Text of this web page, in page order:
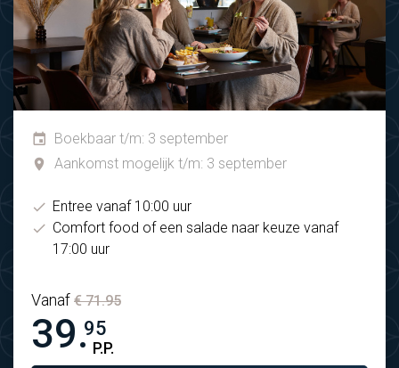
Boekbaar t/m: 3 september
Aankomst mogelijk t/m: 3 september
Entree vanaf 10:00 uur
Comfort food of een salade naar keuze vanaf
17:00 uur
Vanaf € 71.95
39.95
P.P.